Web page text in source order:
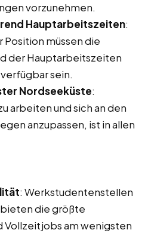
vorzunehmen.
Hauptarbeitszeiten:
Position müssen die
der Hauptarbeitszeiten
sein.
Nordseeküste:
arbeiten und sich an den
anzupassen, ist in allen
: Werkstudentenstellen
die größte
Vollzeitjobs am wenigsten